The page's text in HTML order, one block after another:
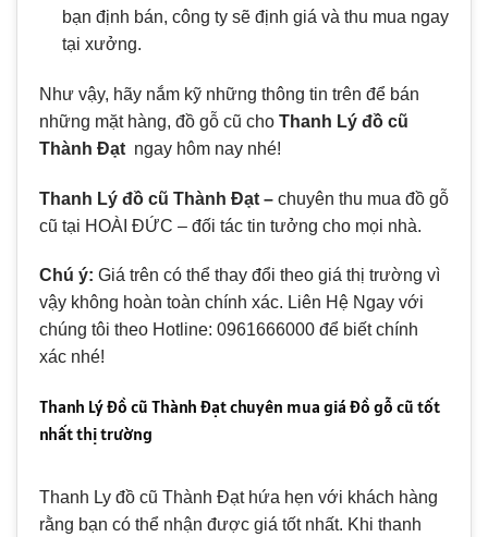
bạn định bán, công ty sẽ định giá và thu mua ngay
tại xưởng.
Như vậy, hãy nắm kỹ những thông tin trên để bán
những mặt hàng, đồ gỗ cũ cho Thanh Lý đồ cũ
Thành Đạt ngay hôm nay nhé!
Thanh Lý đồ cũ Thành Đạt – chuyên thu mua đồ gỗ
cũ tại HOÀI ĐỨC – đối tác tin tưởng cho mọi nhà.
Chú ý: Giá trên có thể thay đổi theo giá thị trường vì
vậy không hoàn toàn chính xác. Liên Hệ Ngay với
chúng tôi theo Hotline: 0961666000 để biết chính
xác nhé!
Thanh Lý đồ cũ Thành Đạt chuyên mua giá đồ gỗ cũ tốt
nhất thị trường
Thanh Ly đồ cũ Thành Đạt hứa hẹn với khách hàng
rằng bạn có thể nhận được giá tốt nhất. Khi thanh